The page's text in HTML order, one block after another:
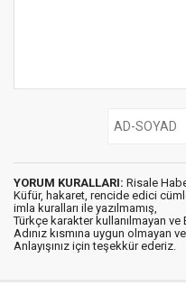
YORUM KURALLARI: Risale
Küfür, hakaret, rencide edici
imla kuralları ile yazılmamış,
Türkçe karakter kullanılmayan ve
Adınız kısmına uygun olmayan
Anlayışınız için teşekkür ederiz.